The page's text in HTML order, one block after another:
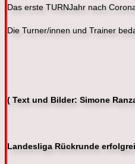
Das erste TURNJahr nach
Die Turner/innen und Trainer
( Text und Bilder: Simone
Landesliga Rückrunde